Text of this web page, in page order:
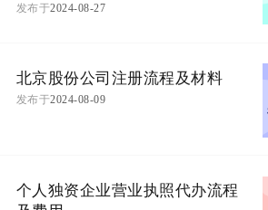
发布于2024-08-27
北京股份公司注册流程及材料
发布于2024-08-09
个人独资企业营业执照代办流程